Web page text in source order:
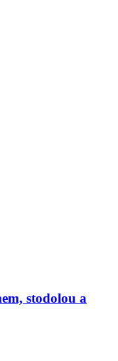
stodolou a